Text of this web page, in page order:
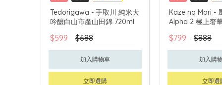
Tedorigawa - 手取川 純米大
吟釀白山市產山田錦 720ml
$599 $688
加入購物車
立即選購
Kaze no Mori -
Alpha 2 極上奢
$799 $888
加入購
立即選